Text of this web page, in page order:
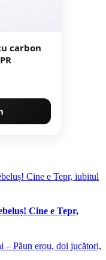
carbon
Cine e Tepr,